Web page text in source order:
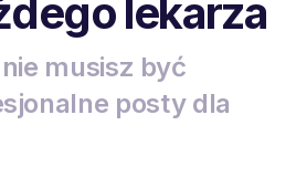
lekarza
musisz być
posty dla